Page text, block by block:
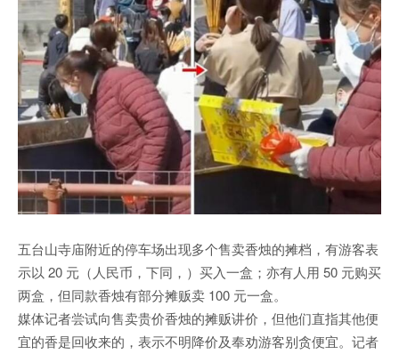
五台山寺庙附近的停车场出现多个售卖香烛的摊档，有游客表
示以 20 元（人民币，下同，）买入一盒；亦有人用 50 元购买
两盒，但同款香烛有部分摊贩卖 100 元一盒。
媒体记者尝试向售卖贵价香烛的摊贩讲价，但他们直指其他便
宜的香是回收来的，表示不明降价及奉劝游客别贪便宜。记者